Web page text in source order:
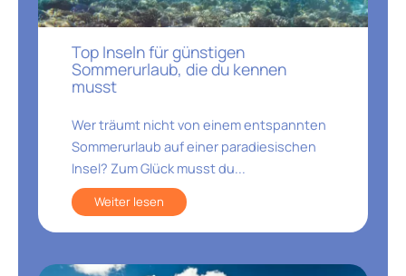
Top Inseln für günstigen
Sommerurlaub, die du kennen
musst
Wer träumt nicht von einem entspannten
Sommerurlaub auf einer paradiesischen
Insel? Zum Glück musst du...
Weiter lesen